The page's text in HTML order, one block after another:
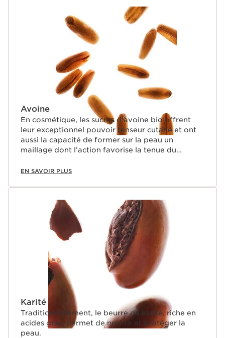
Avoine
En cosmétique, les sucres d’avoine bio offrent
leur exceptionnel pouvoir tenseur cutané et ont
aussi la capacité de former sur la peau un
maillage dont l’action favorise la tenue du
cils naturellement.
EN SAVOIR PLUS
Karité
Traditionnellement, le beurre de karité, riche en
acides gras, permet de nourrir et protéger la
peau.